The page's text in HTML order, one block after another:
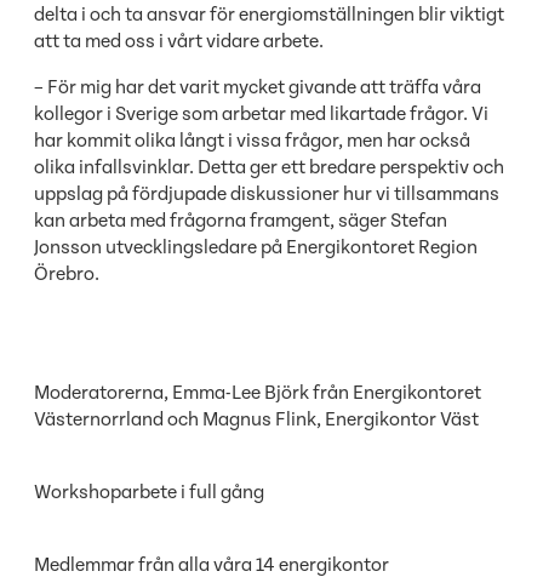
delta i och ta ansvar för energiomställningen blir viktigt
att ta med oss i vårt vidare arbete.
– För mig har det varit mycket givande att träffa våra
kollegor i Sverige som arbetar med likartade frågor. Vi
har kommit olika långt i vissa frågor, men har också
olika infallsvinklar. Detta ger ett bredare perspektiv och
uppslag på fördjupade diskussioner hur vi tillsammans
kan arbeta med frågorna framgent, säger Stefan
Jonsson utvecklingsledare på Energikontoret Region
Örebro.
Moderatorerna, Emma-Lee Björk från Energikontoret
Västernorrland och Magnus Flink, Energikontor Väst
Workshoparbete i full gång
Medlemmar från alla våra 14 energikontor